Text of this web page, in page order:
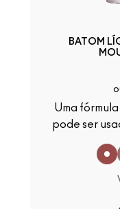
BATOM
Uma
pode ser